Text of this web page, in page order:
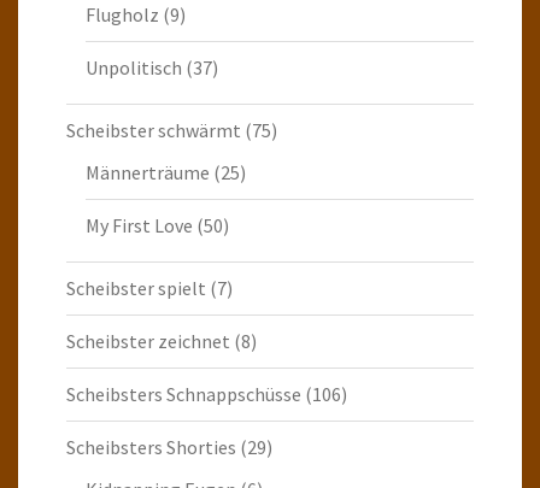
Flugholz (9)
Unpolitisch (37)
Scheibster schwärmt (75)
Männerträume (25)
My First Love (50)
Scheibster spielt (7)
Scheibster zeichnet (8)
Scheibsters Schnappschüsse (106)
Scheibsters Shorties (29)